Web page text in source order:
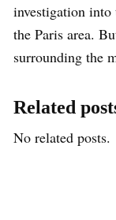
investigation into
the Paris area.
surrounding the
Related
No related posts.